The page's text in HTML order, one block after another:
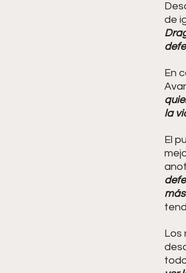
de
En
la
El
Los